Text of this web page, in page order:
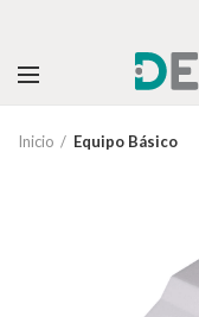
Inicio Equipo Básico